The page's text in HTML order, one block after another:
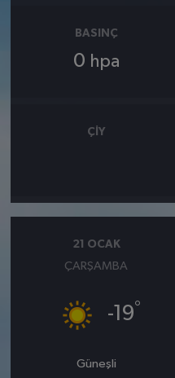
BASINÇ
0 hpa
ÇIY
21 OCAK
ÇARŞAMBA
-19°
Güneşli